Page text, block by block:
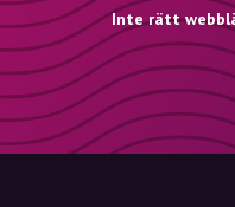
Inte rätt